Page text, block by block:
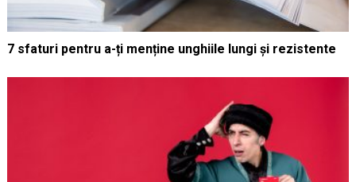
7 sfaturi pentru a-ți menține unghiile lungi și rezistente